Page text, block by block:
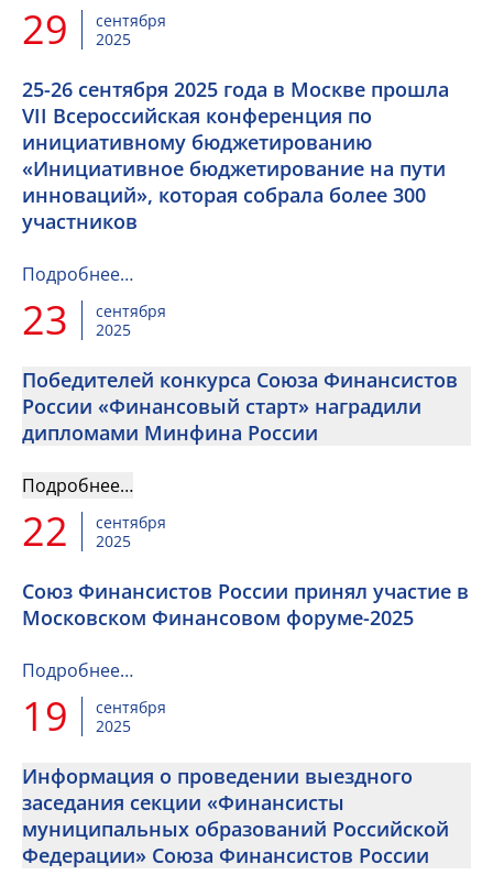
29
сентября
2025
25-26 сентября 2025 года в Москве прошла
VII Всероссийская конференция по
инициативному бюджетированию
«Инициативное бюджетирование на пути
инноваций», которая собрала более 300
участников
Подробнее…
23
сентября
2025
Победителей конкурса Союза Финансистов
России «Финансовый старт» наградили
дипломами Минфина России
Подробнее…
22
сентября
2025
Союз Финансистов России принял участие в
Московском Финансовом форуме-2025
Подробнее…
19
сентября
2025
Информация о проведении выездного
заседания секции «Финансисты
муниципальных образований Российской
Федерации» Союза Финансистов России